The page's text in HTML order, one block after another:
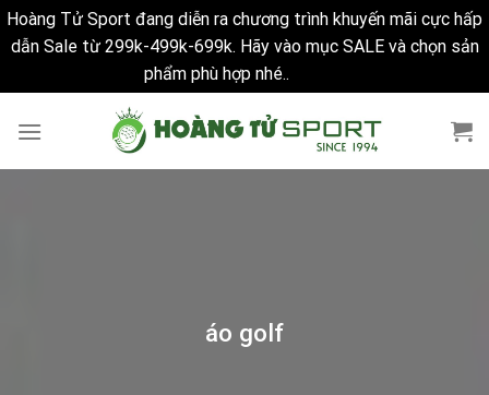
Hoàng Tử Sport đang diễn ra chương trình khuyến mãi cực hấp
dẫn Sale từ 299k-499k-699k. Hãy vào mục SALE và chọn sản
phẩm phù hợp nhé..
áo golf